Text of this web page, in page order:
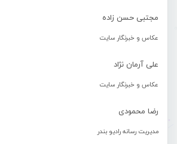
مجتبی حسن زاده
عکاس و خبرنگار سایت
علی آرمان نژاد
عکاس و خبرنگار سایت
رضا محمودی
مدیریت رسانه رادیو بندر